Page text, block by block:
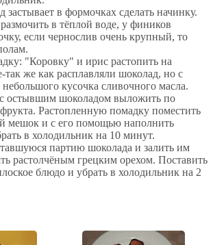
застывает в формочках сделать начинку.
в тёплой воде, у фиников
если чернослив очень крупный, то
"Коровку" и ирис растопить на
так же как расплавляли шоколад, но с
кусочка сливочного масла.
остывшим шоколадом выложить по
Растопленную помадку поместить
мешок и с его помощью наполнить
в холодильник на 10 минут.
партию шоколада и залить им
растолчёным грецким орехом. Поставить
блюдо и убрать в холодильник на 2